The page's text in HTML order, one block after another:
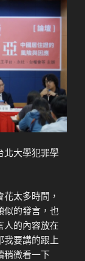
北大學犯罪學
太多時間，
似的發言，也
人的內容放在
我要講的跟上
稍微看一下